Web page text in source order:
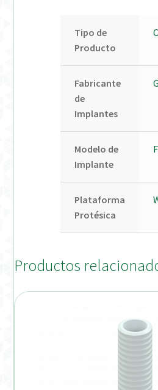
Tipo de
Producto
Fabricante
de
Implantes
Modelo de
Implante
Plataforma
Protésica
Productos